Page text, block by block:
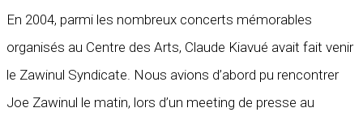
En 2004, parmi les nombreux concerts mémorables
organisés au Centre des Arts, Claude Kiavué avait fait venir
le Zawinul Syndicate. Nous avions d’abord pu rencontrer
Joe Zawinul le matin, lors d’un meeting de presse au